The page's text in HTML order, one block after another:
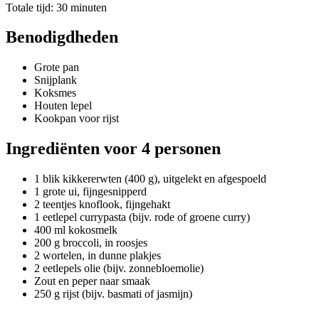
Totale tijd: 30 minuten
Benodigdheden
Grote pan
Snijplank
Koksmes
Houten lepel
Kookpan voor rijst
Ingrediënten voor 4 personen
1 blik kikkererwten (400 g), uitgelekt en afgespoeld
1 grote ui, fijngesnipperd
2 teentjes knoflook, fijngehakt
1 eetlepel currypasta (bijv. rode of groene curry)
400 ml kokosmelk
200 g broccoli, in roosjes
2 wortelen, in dunne plakjes
2 eetlepels olie (bijv. zonnebloemolie)
Zout en peper naar smaak
250 g rijst (bijv. basmati of jasmijn)